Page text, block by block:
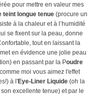
pour mettre en valeur mes
teint longue tenue(procure un
à la chaleur et à l’humidité
se fixent sur la peau, donne
tout en laissant la
en évidence une jolie peau
en passant par la Poudre
moi vous aimez l'effet
à l'Eye-Liner Liquide (oh la
excellente tenue) et par le